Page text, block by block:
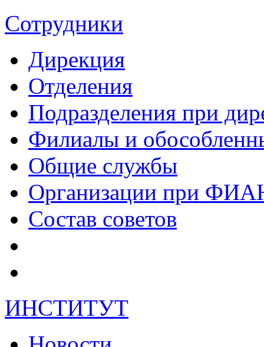
Сотрудники
Дирекция
Отделения
Подразделения при
Филиалы и
Общие службы
Организации при
Состав советов
ИНСТИТУТ